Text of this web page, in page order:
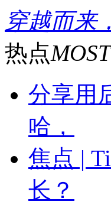
穿越而来
热点
分享用
哈，
焦点 |
长？